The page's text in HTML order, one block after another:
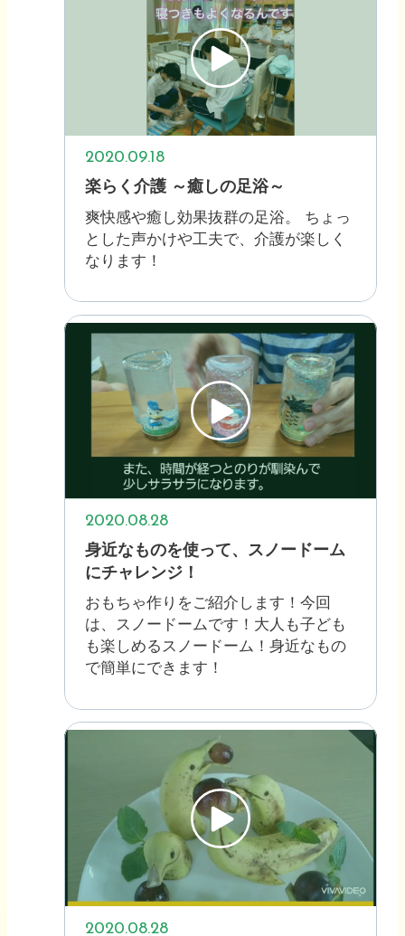
2020.09.18
楽らく介護 ～癒しの足浴～
爽快感や癒し効果抜群の足浴。 ちょっ
とした声かけや工夫で、介護が楽しく
なります！
2020.08.28
身近なものを使って、スノードーム
にチャレンジ！
おもちゃ作りをご紹介します！今回
は、スノードームです！大人も子ども
も楽しめるスノードーム！身近なもの
で簡単にできます！
2020.08.28